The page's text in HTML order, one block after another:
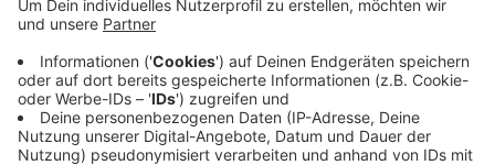
und die Bever-Talsperre zu 82% gefüllt.
Wupper-Talsperre fülle sich im Herbst und Winter
schnell wieder. Der aktuelle Regen trage eher nicht
dazu bei, Böden, Pflanzen und Bäume saugen im
Moment alles auf.